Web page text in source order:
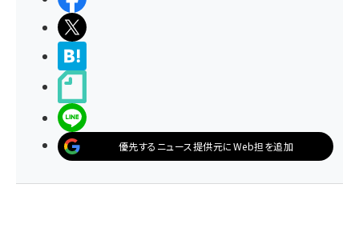
優先するニュース提供元にWeb担を追加